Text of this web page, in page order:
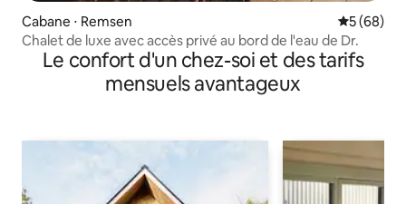
Cabane ⋅ Remsen
5 (68)
Chalet de luxe avec accès privé au bord de l'eau de Dr.
Le confort d'un chez-soi et des tarifs
mensuels avantageux